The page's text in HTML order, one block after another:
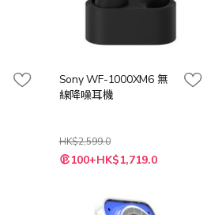
Sony WF-1000XM6 無
線降噪耳機
HK$2,599.0
100+HK$1,719.0